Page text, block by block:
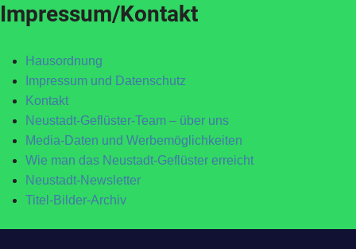
Impressum/Kontakt
Hausordnung
Impressum und Datenschutz
Kontakt
Neustadt-Geflüster-Team – über uns
Media-Daten und Werbemöglichkeiten
Wie man das Neustadt-Geflüster erreicht
Neustadt-Newsletter
Titel-Bilder-Archiv